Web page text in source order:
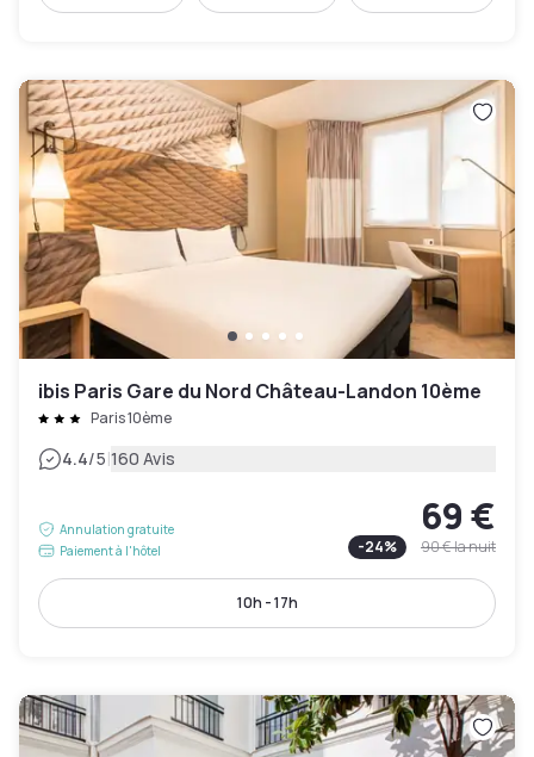
ibis Paris Gare du Nord Château-Landon 10ème
Paris 10ème
4.4/5|160 Avis
Annulation gratuite
Paiement à l'hôtel
69 €
-24% 90 €la nuit
10h - 17h